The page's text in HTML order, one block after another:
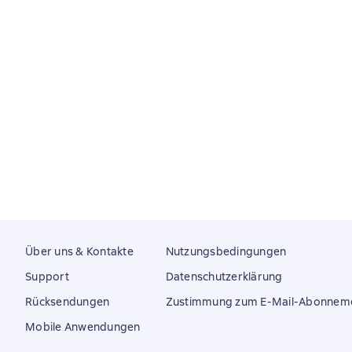
Über uns & Kontakte
Support
Rücksendungen
Mobile Anwendungen
Nutzungsbedingungen
Datenschutzerklärung
Zustimmung zum E-Mail-